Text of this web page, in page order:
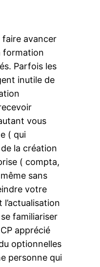
faire avancer
formation
Parfois les
inutile de
vous
( qui
la création
( compta,
sans
votre
familiariser
apprécié
optionnelles
personne qui